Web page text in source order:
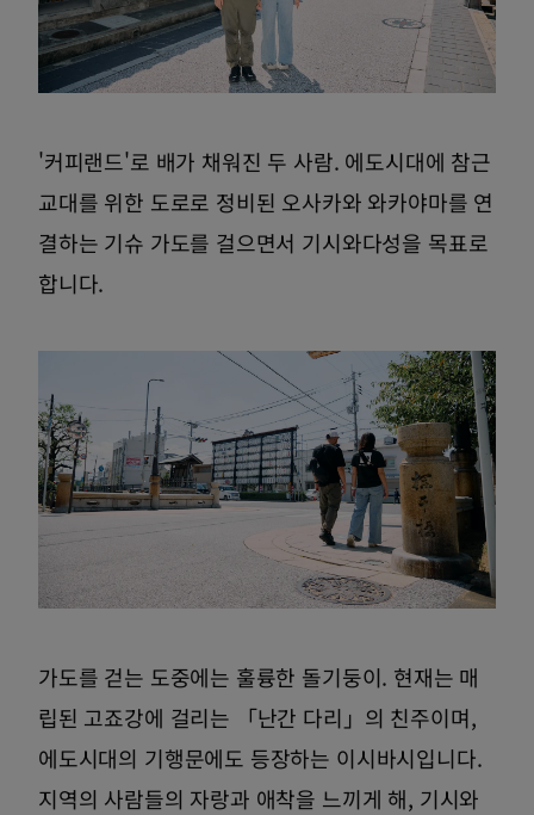
'커피랜드'로 배가 채워진 두 사람. 에도시대에 참근
교대를 위한 도로로 정비된 오사카와 와카야마를 연
결하는 기슈 가도를 걸으면서 기시와다성을 목표로
합니다.
가도를 걷는 도중에는 훌륭한 돌기둥이. 현재는 매
립된 고죠강에 걸리는 「난간 다리」의 친주이며,
에도시대의 기행문에도 등장하는 이시바시입니다.
지역의 사람들의 자랑과 애착을 느끼게 해, 기시와